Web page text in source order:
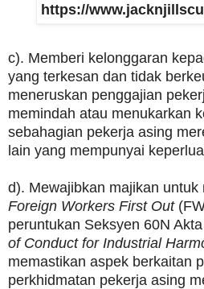
https://
c). Memberi kelonggaran
yang terkesan dan tidak
meneruskan penggajian
memindah atau menukarkan
sebahagian pekerja asing
lain yang mempunyai
d). Mewajibkan majikan untuk
Foreign Workers First Out
peruntukan Seksyen 60N
of Conduct for Industrial
memastikan aspek berkaitan
perkhidmatan pekerja asing